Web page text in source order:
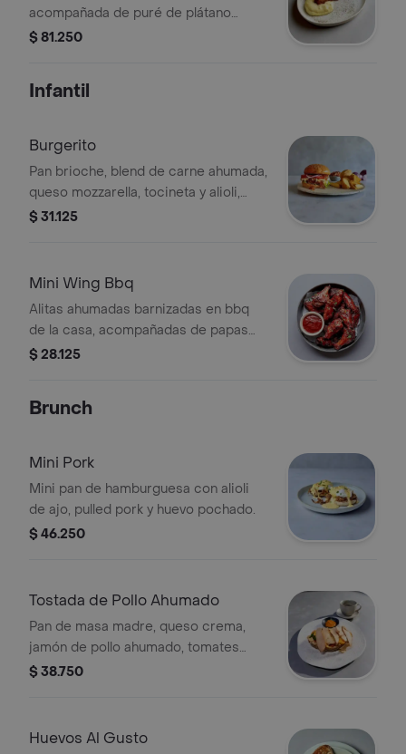
acompañada de puré de plátano
maduro.
$ 81.250
Infantil
Burgerito
Pan brioche, blend de carne ahumada,
queso mozzarella, tocineta y alioli,
acompañada de papas casco.
$ 31.125
Mini Wing Bbq
Alitas ahumadas barnizadas en bbq
de la casa, acompañadas de papas
casco.
$ 28.125
Brunch
Mini Pork
Mini pan de hamburguesa con alioli
de ajo, pulled pork y huevo pochado.
$ 46.250
Tostada de Pollo Ahumado
Pan de masa madre, queso crema,
jamón de pollo ahumado, tomates
confitados, huevo revuelto, finalizado
$ 38.750
Huevos Al Gusto